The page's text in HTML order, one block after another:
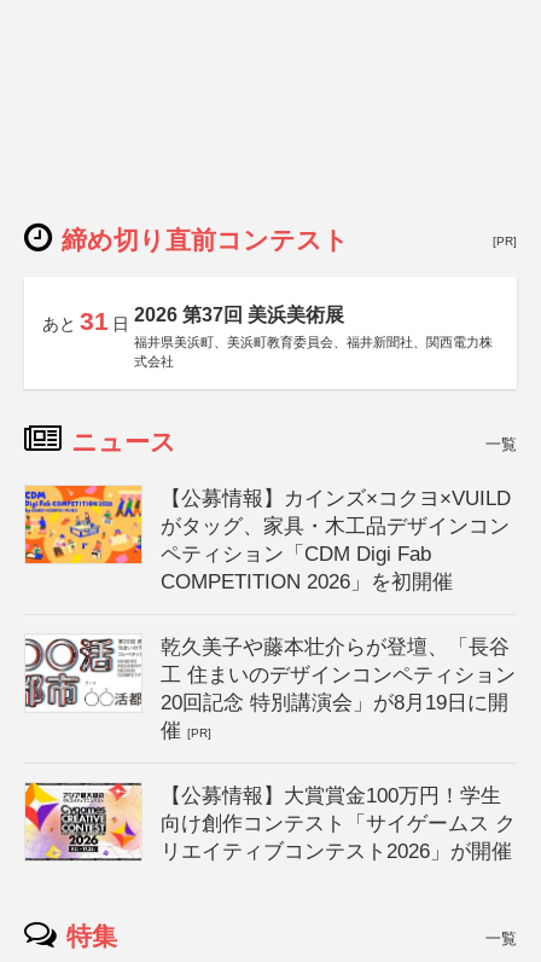
締め切り直前コンテスト [PR]
あと 31 日 2026 第37回 美浜美術展
福井県美浜町、美浜町教育委員会、福井新聞社、関西電力株
式会社
ニュース 一覧
【公募情報】カインズ×コクヨ×VUILD
がタッグ、家具・木工品デザインコン
ペティション「CDM Digi Fab
COMPETITION 2026」を初開催
乾久美子や藤本壮介らが登壇、「長谷
工 住まいのデザインコンペティション
20回記念 特別講演会」が8月19日に開
催[PR]
【公募情報】大賞賞金100万円！学生
向け創作コンテスト「サイゲームス ク
リエイティブコンテスト2026」が開催
特集 一覧